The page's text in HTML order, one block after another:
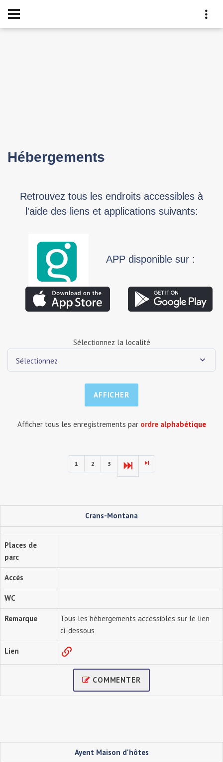
Hébergements
Retrouvez tous les endroits accessibles à
l'aide des liens et applications suivants:
APP disponible sur :
Sélectionnez la localité
Sélectionnez
Afficher tous les enregistrements par ordre alphabétique
1 2 3
Crans-Montana
Places de
parc
Accès
WC
Remarque
Tous les hébergements accessibles sur le lien
ci-dessous
Lien
COMMENTER
Ayent Maison d'hôtes